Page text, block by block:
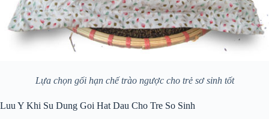
Lựa chọn gối hạn chế trào ngược cho trẻ sơ sinh tốt
Luu Y Khi Su Dung Goi Hat Dau Cho Tre So Sinh